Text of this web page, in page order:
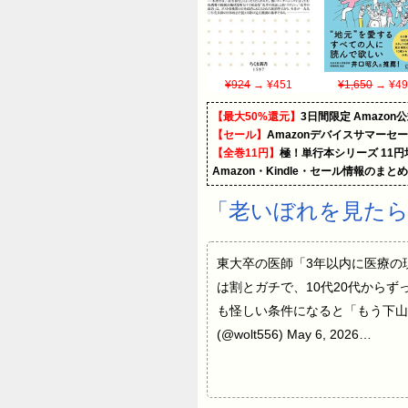
¥924 → ¥451 ¥1,650→
【最大50%還元】 3日間限定 Amazon
【セール】 Amazonデバイスサマーセ
【全巻11円】 極！単行本シリーズ 11円
Amazon・Kindle・セール情報のまと
「老いぼれを見た
東大卒の医師「3年以内に医療
は割とガチで、10代20代からず
も怪しい条件になると「もう下
(@wolt556) May 6, 2026…